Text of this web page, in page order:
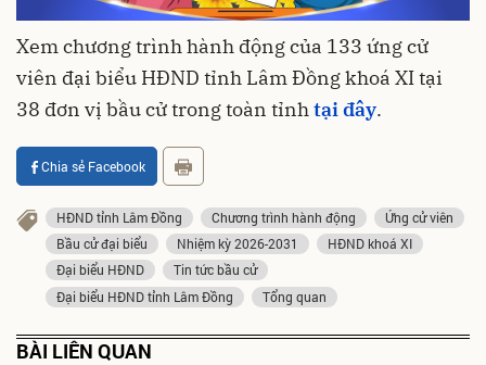
Xem chương trình hành động của 133 ứng cử
viên đại biểu HĐND tỉnh Lâm Đồng khoá XI tại
38 đơn vị bầu cử trong toàn tỉnh tại đây.
Chia sẻ Facebook
HĐND tỉnh Lâm Đồng Chương trình hành động
Ứng cử viên
Bầu cử đại biểu
Nhiệm kỳ 2026-2031
HĐND khoá XI
Đại biểu HĐND
Tin tức bầu cử
Đại biểu HĐND tỉnh Lâm Đồng
Tổng quan
BÀI LIÊN QUAN